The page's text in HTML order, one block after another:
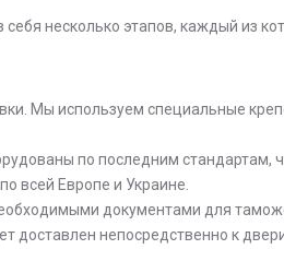
себя несколько этапов, каждый из
Мы используем специальные
по последним стандартам,
всей Европе и Украине.
документами для
доставлен непосредственно к